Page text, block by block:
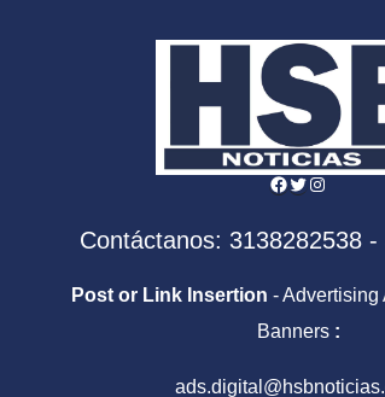
Facebook
Twitter
Instagram
Contáctanos: 3138282538 -
Post or Link Insertion - Advertising
Banners :